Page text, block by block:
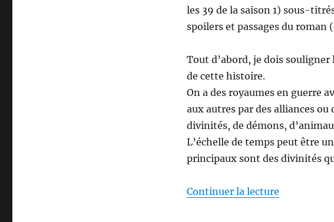
les 39 de la saison 1) sous-
spoilers et passages du
Tout d’abord, je dois
de cette histoire.
On a des royaumes en guerre
aux autres par des alliances
divinités, de démons,
L’échelle de temps peut être
principaux sont des divinités
Continuer la lecturede « Lost